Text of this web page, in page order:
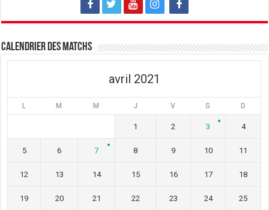
Calendrier des matchs
avril 2021
L M M J V S D
1 2 3 4
5 6 7 8 9 10 11
12 13 14 15 16 17 18
19 20 21 22 23 24 25